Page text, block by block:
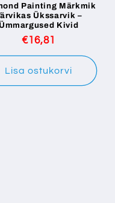
Painting Märkmik
Ükssarvik –
Ümmargused Kivid
Tavaline
hind
€16,81
Lisa ostukorvi